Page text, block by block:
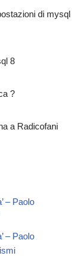
di mysql
8
?
a Radicofani
– Paolo
– Paolo